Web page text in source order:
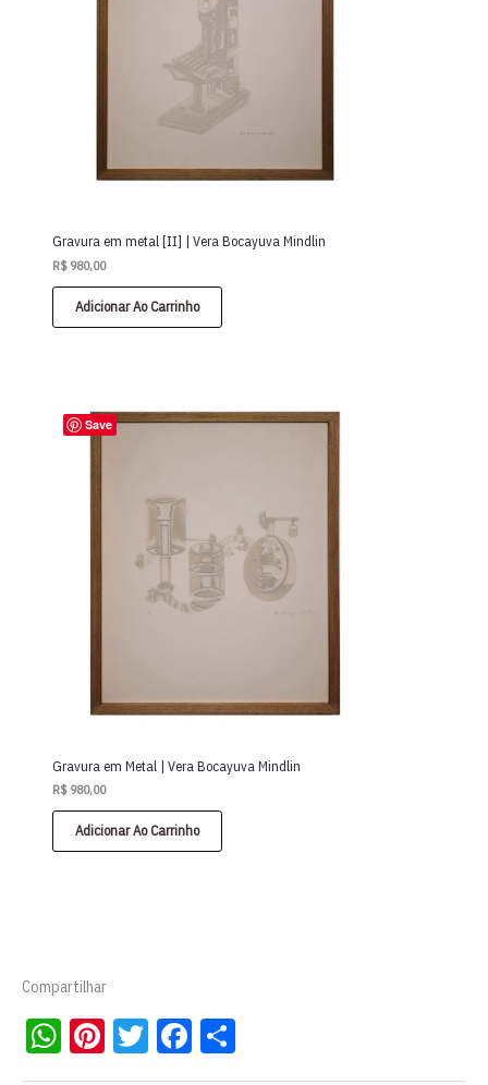
Gravura em metal [II] | Vera Bocayuva Mindlin
R$ 980,00
Adicionar Ao Carrinho
Gravura em Metal | Vera Bocayuva Mindlin
R$ 980,00
Adicionar Ao Carrinho
Save
Compartilhar
W
ha
Pi
nt
T
wi
Fa
ce ha